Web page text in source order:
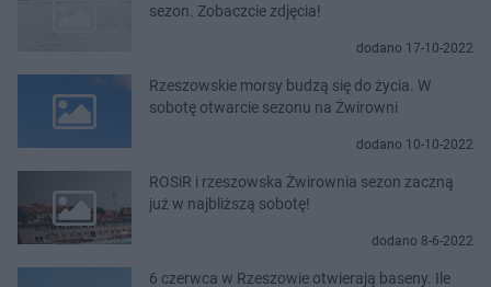
sezon. Zobaczcie zdjęcia!
dodano 17-10-2022
Rzeszowskie morsy budzą się do życia. W
sobotę otwarcie sezonu na Żwirowni
dodano 10-10-2022
ROSiR i rzeszowska Żwirownia sezon zaczną
już w najbliższą sobotę!
dodano 8-6-2022
6 czerwca w Rzeszowie otwierają baseny. Ile